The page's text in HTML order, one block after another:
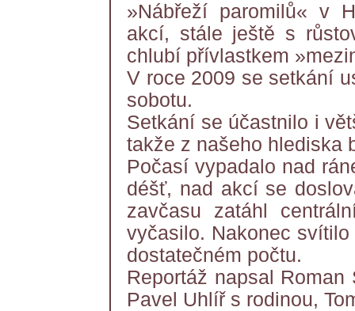
»Nábřeží paromilů« v
akcí, stále ještě s
chlubí přívlastkem
V roce 2009 se setkání
sobotu.
Setkání se účastnilo i
takže z našeho hlediska
Počasí vypadalo nad
déšť, nad akcí se
zavčasu zatáhl
vyčasilo. Nakonec
dostatečném počtu.
Reportáž napsal
Pavel Uhlíř s rodinou,